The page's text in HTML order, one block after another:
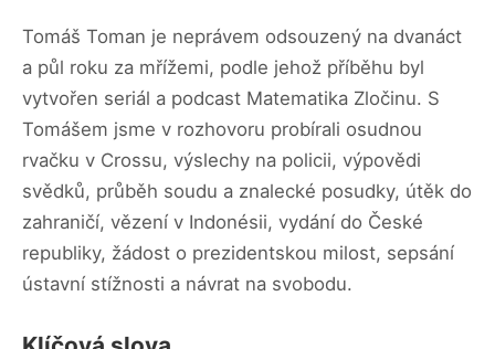
Tomáš Toman je neprávem odsouzený na dvanáct
a půl roku za mřížemi, podle jehož příběhu byl
vytvořen seriál a podcast Matematika Zločinu. S
Tomášem jsme v rozhovoru probírali osudnou
rvačku v Crossu, výslechy na policii, výpovědi
svědků, průběh soudu a znalecké posudky, útěk do
zahraničí, vězení v Indonésii, vydání do České
republiky, žádost o prezidentskou milost, sepsání
ústavní stížnosti a návrat na svobodu.